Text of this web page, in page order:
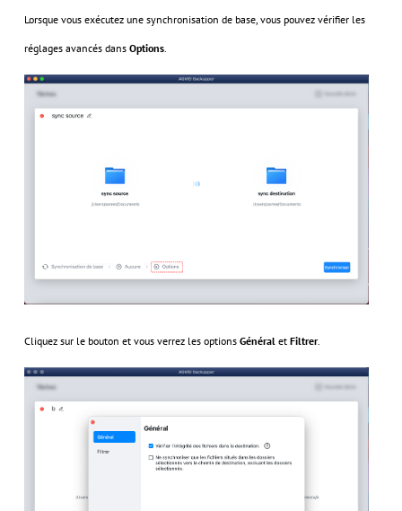
Lorsque vous exécutez une synchronisation de base, vous pouvez vérifier les
réglages avancés dans Options.
Cliquez sur le bouton et vous verrez les options Général et Filtrer.